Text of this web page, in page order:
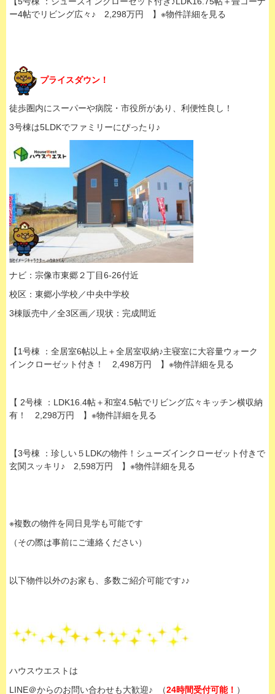
ー4帖でリビング広々♪ 2,298万円 】※物件詳細を見る
プライスダウン！
徒歩圏内にスーパーや病院・市役所があり、利便性良し！
3号棟は5LDKでファミリーにぴったり♪
ナビ：宗像市東郷２丁目6-26付近
校区：東郷小学校／中央中学校
3棟販売中／全3区画／現状：完成間近
【1号棟 ：全居室6帖以上＋全居室収納♪主寝室に大容量ウォーク
インクローゼット付き！ 2,498万円 】※物件詳細を見る
【 2号棟 ：LDK16.4帖＋和室4.5帖でリビング広々キッチン横収納
有！ 2,298万円 】※物件詳細を見る
【3号棟 ：珍しい５LDKの物件！シューズインクローゼット付きで
玄関スッキリ♪ 2,598万円 】※物件詳細を見る
※複数の物件を同日見学も可能です
（その際は事前にご連絡ください）
以下物件以外のお家も、多数ご紹介可能です♪♪
ハウスウエストは
LINE＠からのお問い合わせも大歓迎♪ （24時間受付可能！ ）